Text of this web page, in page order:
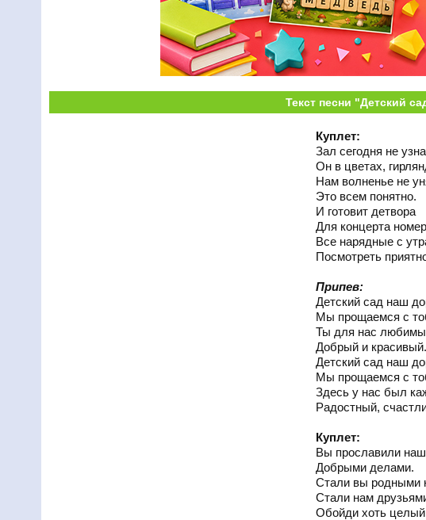
Текст песни "Детский
Куплет:
Зал сегодня не
Он в цветах,
Нам волненье не
Это всем понятно.
И готовит детвора
Для концерта
Все нарядные с
Посмотреть
Припев:
Детский сад наш
Мы прощаемся с
Ты для нас
Добрый и красивый.
Детский сад наш
Мы прощаемся с
Здесь у нас был
Радостный,
Куплет:
Вы прославили
Добрыми делами.
Стали вы родными
Стали нам
Обойди хоть целый